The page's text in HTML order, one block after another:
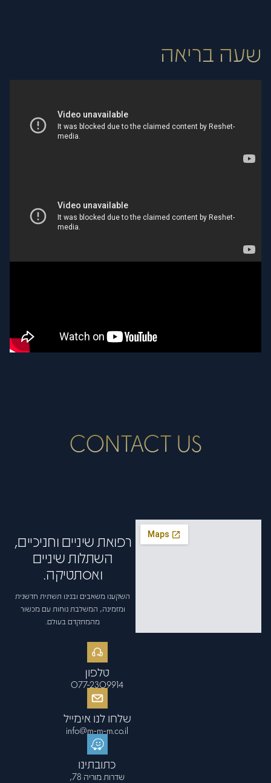
שעה בריאה
CONTACT US
רפואת שיניים וחניכיים,
השתלות שיניים
ואסתטיקה.
השקענו משאבים ובנינו תשתית חדשנית
ומזמינה, המשלבת נוחות עם מכשור
מהמתקדם בעולם.
טלפון
077-2309914
שלחו לנו אימייל
info@m-m-m.co.il
כתובתינו
שדרות מוריה 78,